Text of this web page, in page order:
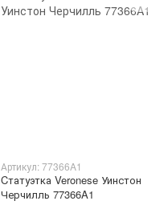
Артикул: 77366A1
Cтатуэтка Veronese Уинстон
Черчилль 77366A1